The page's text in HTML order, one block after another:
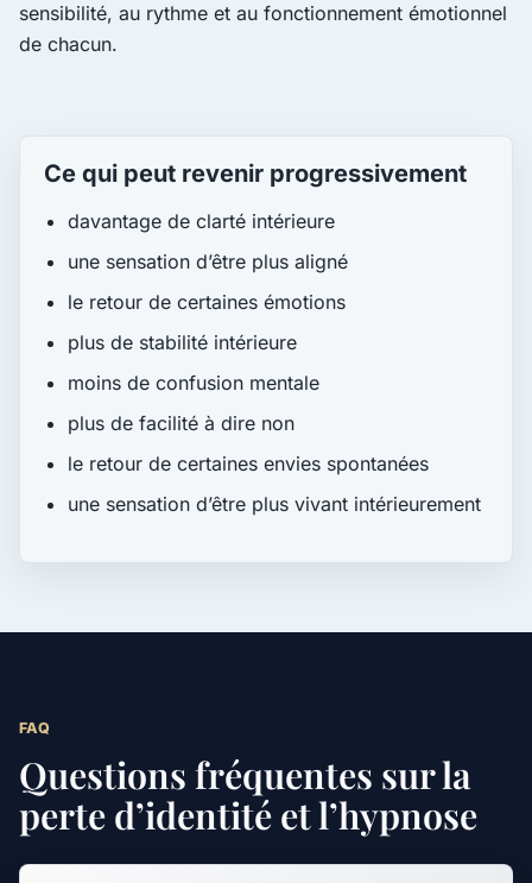
sensibilité, au rythme et au fonctionnement émotionnel
de chacun.
Ce qui peut revenir progressivement
davantage de clarté intérieure
une sensation d’être plus aligné
le retour de certaines émotions
plus de stabilité intérieure
moins de confusion mentale
plus de facilité à dire non
le retour de certaines envies spontanées
une sensation d’être plus vivant intérieurement
FAQ
Questions fréquentes sur la
perte d’identité et l’hypnose